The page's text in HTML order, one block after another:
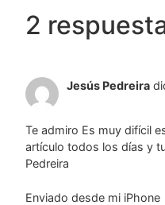
2
Jesús Pedreira
Te admiro Es muy difícil
artículo todos los días y
Pedreira
Enviado desde mi iPhone